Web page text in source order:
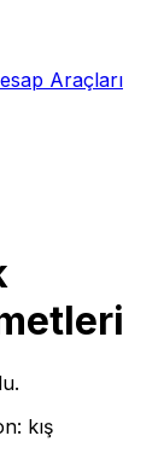
Araçları
kış